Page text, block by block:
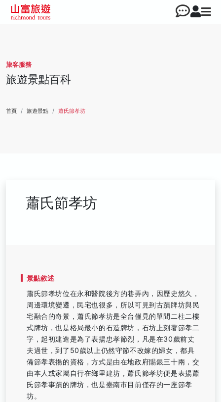
旅客服務
旅遊景點百科
首頁 旅遊景點 蕭氏節孝坊
蕭氏節孝坊
景點敘述
蕭氏節孝坊位在永和醫院後方的巷弄內，因歷史悠久，
周邊環境變遷，民宅也很多，所以可見到古蹟牌坊與民
宅融合的奇景，蕭氏節孝坊是全台僅見的單間二柱二樓
式牌坊，也是格局最小的石造牌坊，石坊上刻著節孝二
字，起初建造是為了表揚忠孝節烈，凡是在30歲前丈
夫過世，到了50歲以上仍然守節不改嫁的婦女，都具
備節孝表揚的資格，方式是由在地政府賜銀三十兩，交
由本人或家屬自行在鄉里建坊，蕭氏節孝坊便是表揚蕭
氏節孝事蹟的牌坊，也是臺南市目前僅存的一座節孝
坊。